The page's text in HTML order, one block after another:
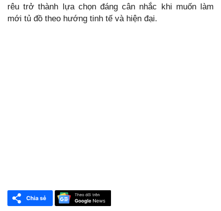
rêu trở thành lựa chọn đáng cân nhắc khi muốn làm
mới tủ đồ theo hướng tinh tế và hiện đại.